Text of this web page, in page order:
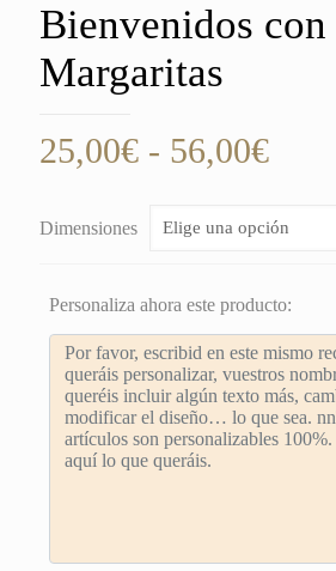
Bienvenidos
Margaritas
25,00€ - 56,00€
Dimensiones
Personaliza ahora este producto: